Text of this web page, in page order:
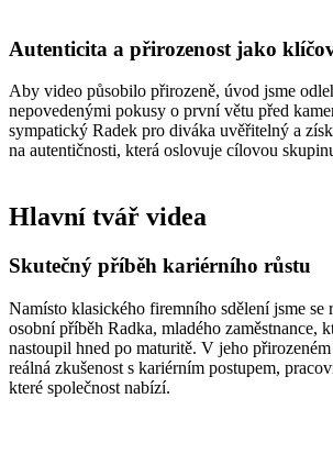
Autenticita a přirozenost jako
Aby video působilo přirozeně, úvod jsme
nepovedenými pokusy o první větu před
sympatický Radek pro diváka uvěřitelný a
na autentičnosti, která oslovuje cílovou
Hlavní tvář videa
Skutečný příběh kariérního růstu
Namísto klasického firemního sdělení jsme se
osobní příběh Radka, mladého zaměstnance,
nastoupil hned po maturitě. V jeho
reálná zkušenost s kariérním postupem,
které společnost nabízí.